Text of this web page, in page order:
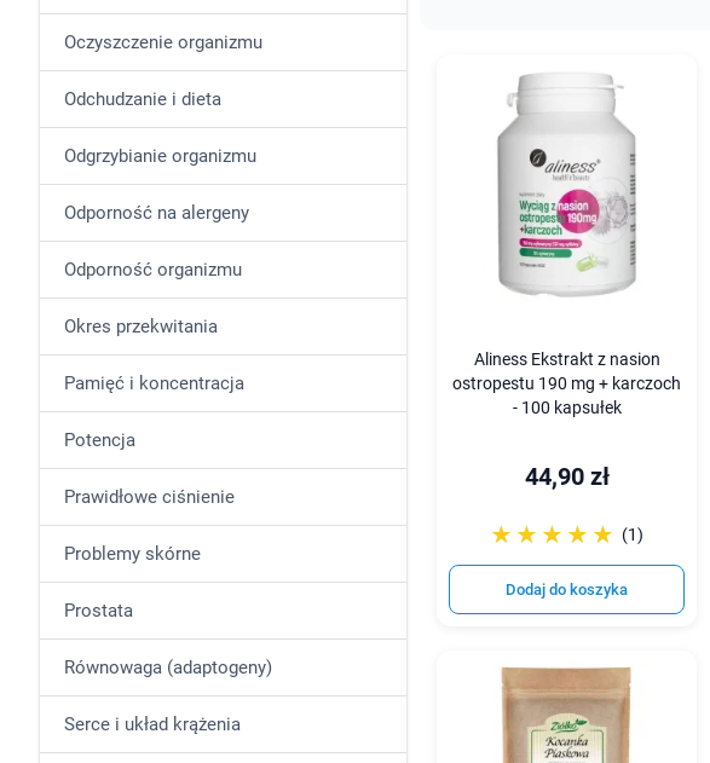
Oczyszczenie organizmu
Odchudzanie i dieta
Odgrzybianie organizmu
Odporność na alergeny
Odporność organizmu
Okres przekwitania
Pamięć i koncentracja
Potencja
Prawidłowe ciśnienie
Problemy skórne
Prostata
Równowaga (adaptogeny)
Serce i układ krążenia
Aliness Ekstrakt z nasion
ostropestu 190 mg + karczoch
- 100 kapsułek
44,90 zł
☆☆☆☆☆
★★★★★ (1)
Dodaj do koszyka